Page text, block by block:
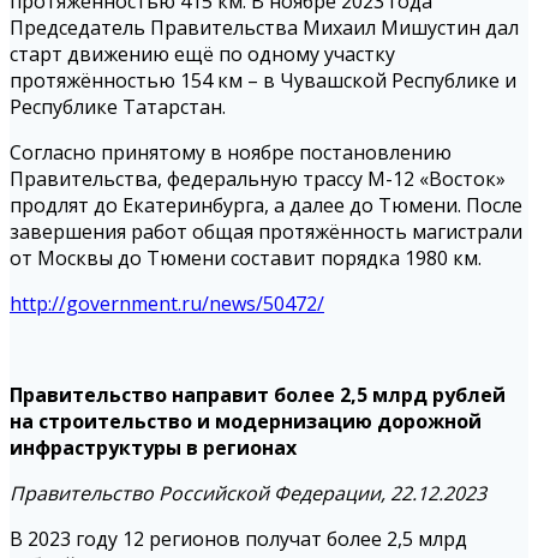
Председатель Правительства Михаил Мишустин дал
старт движению ещё по одному участку
протяжённостью 154 км – в Чувашской Республике и
Республике Татарстан.
Согласно принятому в ноябре постановлению
Правительства, федеральную трассу М-12 «Восток»
продлят до Екатеринбурга, а далее до Тюмени. После
завершения работ общая протяжённость магистрали
от Москвы до Тюмени составит порядка 1980 км.
http://government.ru/news/50472/
Правительство направит более 2,5 млрд рублей
на строительство и модернизацию дорожной
инфраструктуры в регионах
Правительство Российской Федерации, 22.12.2023
В 2023 году 12 регионов получат более 2,5 млрд